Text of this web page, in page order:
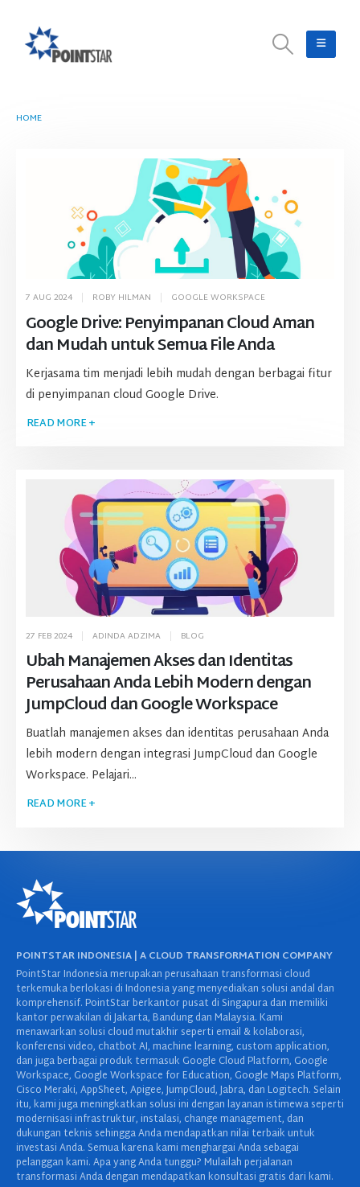
HOME
Google Drive: Penyimpanan Cloud Aman
dan Mudah untuk Semua File Anda
7 AUG 2024 ROBY HILMAN GOOGLE WORKSPACE
Kerjasama tim menjadi lebih mudah dengan berbagai fitur
di penyimpanan cloud Google Drive.
READ MORE +
Ubah Manajemen Akses dan Identitas
Perusahaan Anda Lebih Modern dengan
JumpCloud dan Google Workspace
27 FEB 2024 ADINDA ADZIMA BLOG
Buatlah manajemen akses dan identitas perusahaan Anda
lebih modern dengan integrasi JumpCloud dan Google
Workspace. Pelajari...
READ MORE +
POINTSTAR INDONESIA | A CLOUD TRANSFORMATION COMPANY
PointStar Indonesia merupakan perusahaan transformasi cloud
terkemuka berlokasi di Indonesia yang menyediakan solusi andal dan
komprehensif. PointStar berkantor pusat di Singapura dan memiliki
kantor perwakilan di Jakarta, Bandung dan Malaysia. Kami
menawarkan solusi cloud mutakhir seperti email & kolaborasi,
konferensi video, chatbot AI, machine learning, custom application,
dan juga berbagai produk termasuk Google Cloud Platform, Google
Workspace, Google Workspace for Education, Google Maps Platform,
Cisco Meraki, AppSheet, Apigee, JumpCloud, Jabra, dan Logitech. Selain
itu, kami juga meningkatkan solusi ini dengan layanan istimewa seperti
modernisasi infrastruktur, instalasi, change management, dan
dukungan teknis sehingga Anda mendapatkan nilai terbaik untuk
investasi Anda. Semua karena kami menghargai Anda sebagai
pelanggan kami. Apa yang Anda tunggu? Mulailah perjalanan
transformasi Anda dengan mendapatkan konsultasi gratis dari kami.